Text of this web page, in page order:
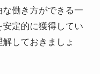
働き方ができる一
定的に獲得してい
しておきましょ